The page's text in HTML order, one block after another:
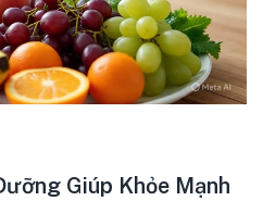
Giúp Khỏe Mạnh